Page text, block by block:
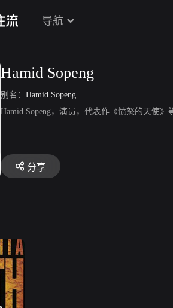
导航
Hamid Sopeng
别名： Hamid Sopeng
Hamid Sopeng，演员，代表作《愤怒的天使》
分享